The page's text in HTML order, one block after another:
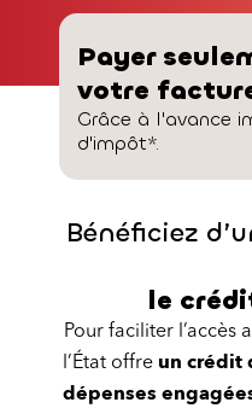
Payer
votre
Grâce à l'avance
d'impôt*.
Bénéficiez
le
Pour faciliter l’accès
l’État offre un crédit
dépenses